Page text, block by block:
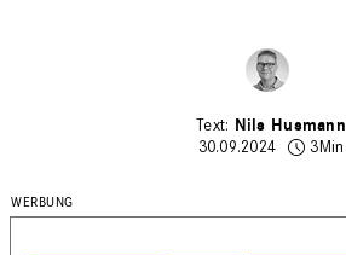
Nils Husmann
30.09.2024
3Min